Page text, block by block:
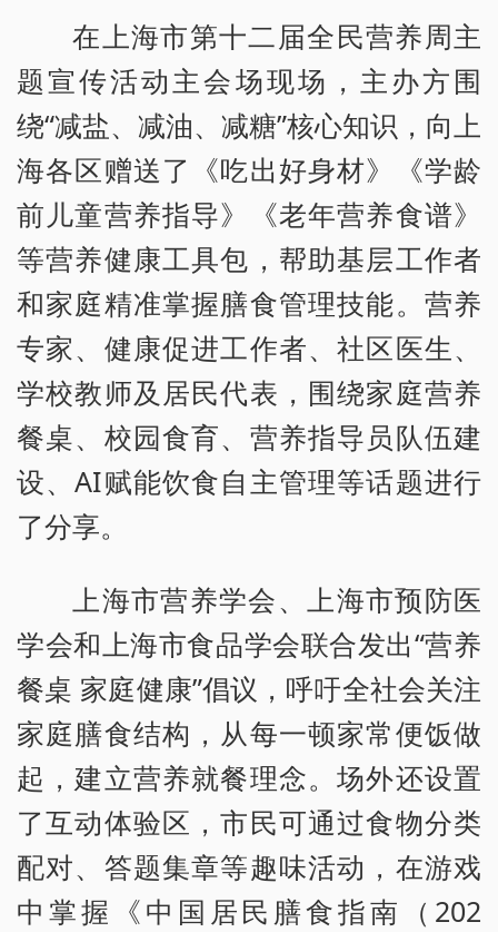
在上海市第十二届全民营养周主
题宣传活动主会场现场，主办方围
绕“减盐、减油、减糖”核心知识，向上
海各区赠送了《吃出好身材》《学龄
前儿童营养指导》《老年营养食谱》
等营养健康工具包，帮助基层工作者
和家庭精准掌握膳食管理技能。营养
专家、健康促进工作者、社区医生、
学校教师及居民代表，围绕家庭营养
餐桌、校园食育、营养指导员队伍建
设、AI赋能饮食自主管理等话题进行
了分享。
上海市营养学会、上海市预防医
学会和上海市食品学会联合发出“营养
餐桌 家庭健康”倡议，呼吁全社会关注
家庭膳食结构，从每一顿家常便饭做
起，建立营养就餐理念。场外还设置
了互动体验区，市民可通过食物分类
配对、答题集章等趣味活动，在游戏
中掌握《中国居民膳食指南（202